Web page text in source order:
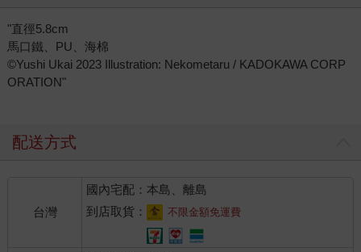
"直徑5.8cm
馬口鐵、PU、海棉
©Yushi Ukai 2023 Illustration: Nekometaru / KADOKAWA CORP
ORATION"
配送方式
台灣
國內宅配：本島、離島
到店取貨：
不限金額免運費